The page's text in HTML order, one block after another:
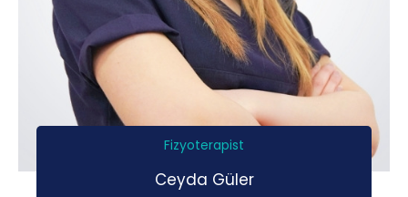
Fizyoterapist
Ceyda Güler